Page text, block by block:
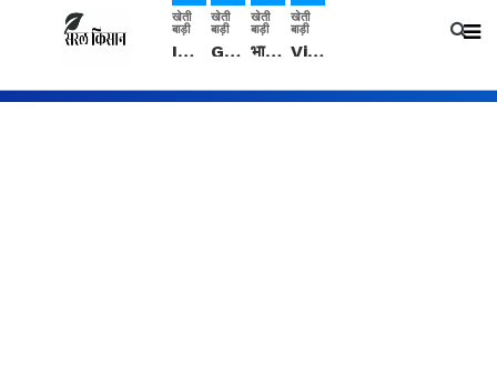
खेती
बाड़ी
IMD: राजस्थान में प्री-मानसून की सामान्य से 74% अधिक बारिश, दस्तक में देरी और मानसून कमजोर रहेगा
खेती
बाड़ी
Guar Ka Rate: ग्वार के भाव में हल्की बढ़ोतरी, बढ़ सकता है बुवाई का रकबा
खेती
बाड़ी
भारत में 29 मई से शुरु होगी प्री-मानसून बारिश, ECMWF विदेशी मौसम एजेंसी का पूर्वानुमान
खेती
बाड़ी
Video: सिरसा जिले के कई गांवों में बारिश और बूंदाबांदी, कॉटन की फसल को होगा फायदा